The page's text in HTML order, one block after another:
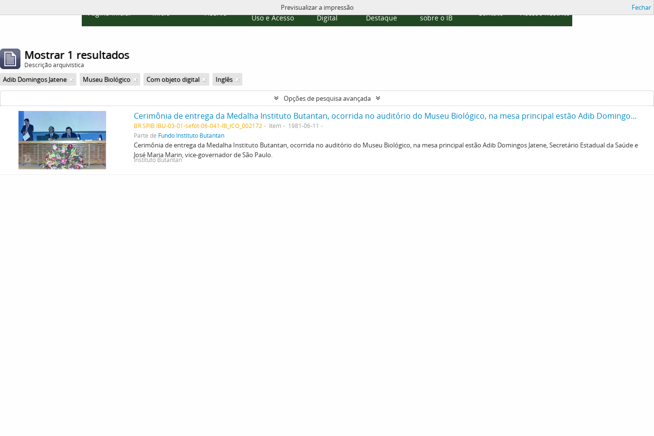
Página inicial Início Acervo
Políticas de
Uso e Acesso
Repositório
Digital
Destaque
sobre o IB
Contato Acesso Restrito
Previsualizar a impressão Fechar
Mostrar 1 resultados
Descrição arquivística
Adib Domingos Jatene Museu Biológico Com objeto digital Inglês
Opções de pesquisa avançada
Cerimônia de entrega da Medalha Instituto Butantan, ocorrida no auditório do Museu Biológico, na mesa principal estão Adib Domingos Jatene, Secretário Estadual da Saúde e José Maria Marin, vice-governador de São Paulo.
BR SPIB IBU-03-01-sefot-06-041-IB_ICO_002172 Item
1981-06-11
Parte de Fundo Instituto Butantan
Cerimônia de entrega da Medalha Instituto Butantan, ocorrida no auditório do Museu Biológico, na mesa principal estão Adib Domingos Jatene, Secretário Estadual da Saúde e
José Maria Marin, vice-governador de São Paulo.
Instituto Butantan